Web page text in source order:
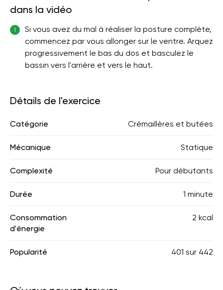
dans la vidéo
1
Si vous avez du mal à réaliser la posture complète,
commencez par vous allonger sur le ventre. Arquez
progressivement le bas du dos et basculez le
bassin vers l'arrière et vers le haut.
Détails de l'exercice
Catégorie Crémaillères et butées
Mécanique Statique
Complexité Pour débutants
Durée 1 minute
Consommation
d'énergie
2 kcal
Popularité 401 sur 442